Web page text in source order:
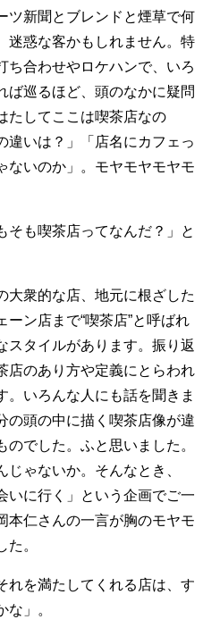
ツ新聞とブレンドと煙草で何
迷惑な客かもしれません。特
ち合わせやロケハンで、いろ
ば巡るほど、頭のなかに疑問
たしてここは喫茶店なの
違いは？」「店名にカフェっ
ないのか」。モヤモヤモヤモ
そも喫茶店ってなんだ？」と
大衆的な店、地元に根ざした
ン店まで“喫茶店”と呼ばれ
スタイルがあります。振り返
店のあり方や定義にとらわれ
。いろんな人にも話を聞きま
の頭の中に描く喫茶店像が違
のでした。ふと思いました。
ゃないか。そんなとき、
いに行く」という企画でご一
本仁さんの一言が胸のモヤモ
。
れを満たしてくれる店は、す
」。